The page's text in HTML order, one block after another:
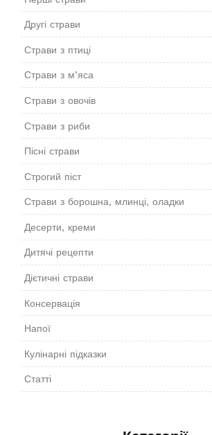
Другі страви
Страви з птиці
Страви з м’яса
Страви з овочів
Страви з риби
Пісні страви
Строгий піст
Страви з борошна, млинці, оладки
Десерти, креми
Дитячі рецепти
Дієтичні страви
Консервація
Напої
Кулінарні підказки
Статті